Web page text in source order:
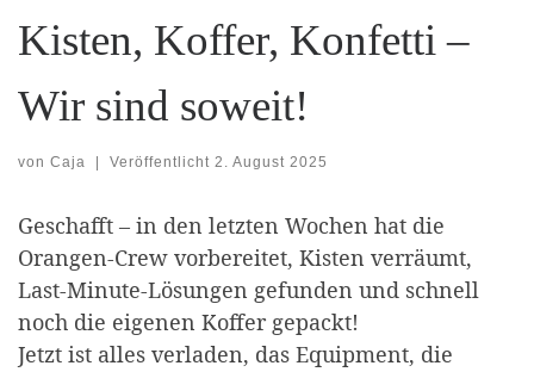
Kisten, Koffer, Konfetti –
Wir sind soweit!
von Caja Veröffentlicht 2. August 2025
Geschafft – in den letzten Wochen hat die
Orangen-Crew vorbereitet, Kisten verräumt,
Last-Minute-Lösungen gefunden und schnell
noch die eigenen Koffer gepackt!
Jetzt ist alles verladen, das Equipment, die